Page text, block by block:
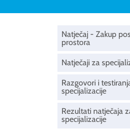
Natječaj - Zakup
prostora
Natječaji za
Razgovori i
specijalizacije
Rezultati natječaja
specijalizacije